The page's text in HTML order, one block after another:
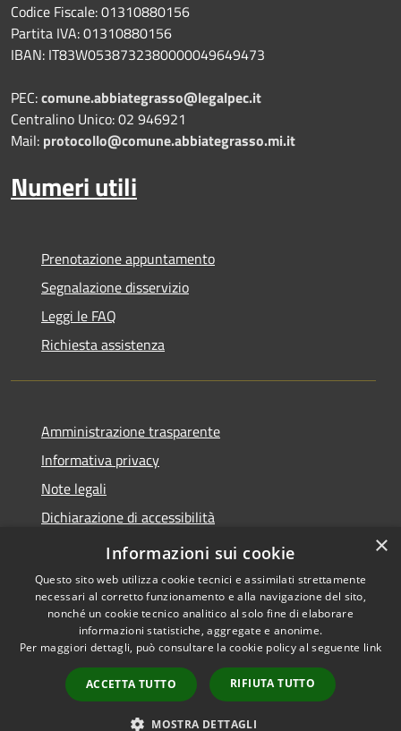
Codice Fiscale: 01310880156
Partita IVA: 01310880156
IBAN: IT83W0538732380000049649473
PEC:comune.abbiategrasso@legalpec.it
Centralino Unico: 02 946921
Mail: protocollo@comune.abbiategrasso.mi.it
Numeri utili
Prenotazione appuntamento
Segnalazione disservizio
Leggi le FAQ
Richiesta assistenza
Amministrazione trasparente
Informativa privacy
Note legali
Dichiarazione di accessibilità
Whistleblowing
Accessibilità
Copyright © 2026 • Comune di
Abbiategrasso • Powered by
Municipium•
Accesso
redazione
×
Informazioni sui cookie
Questo sito web utilizza cookie tecnici e assimilati strettamente
necessari al corretto funzionamento e alla navigazione del sito,
nonché un cookie tecnico analitico al solo fine di elaborare
informazioni statistiche, aggregate e anonime.
Per maggiori dettagli, può consultare la cookie policy al seguente link
ACCETTA TUTTO RIFIUTA TUTTO
MOSTRA DETTAGLI